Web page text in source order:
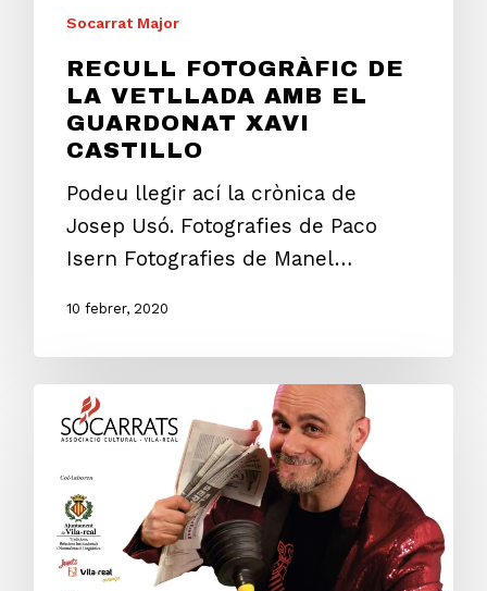
Socarrat Major
RECULL FOTOGRÀFIC DE
LA VETLLADA AMB EL
GUARDONAT XAVI
CASTILLO
Podeu llegir ací la crònica de
Josep Usó. Fotografies de Paco
Isern Fotografies de Manel…
10 febrer, 2020